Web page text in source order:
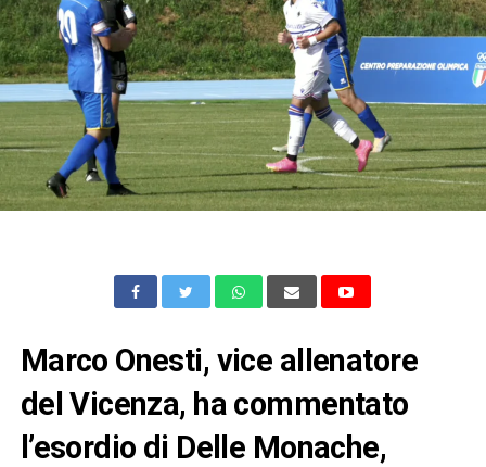
Marco Onesti, vice allenatore
del Vicenza, ha commentato
l’esordio di Delle Monache,